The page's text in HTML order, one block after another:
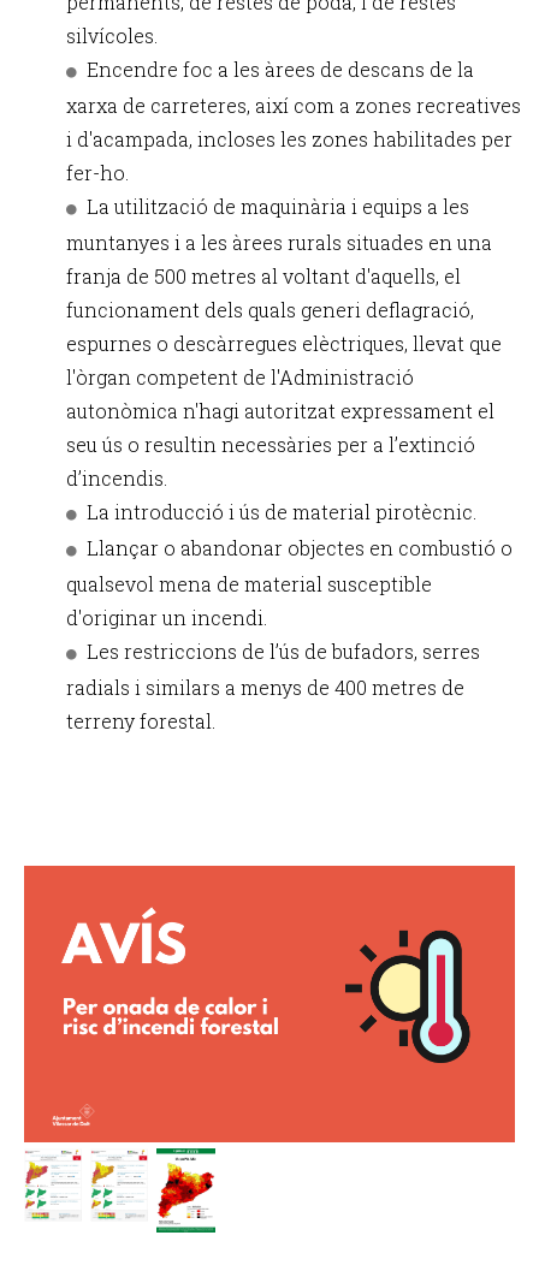
silvícoles.
Encendre foc a les àrees de descans de la
xarxa de carreteres, així com a zones recreatives
i d'acampada, incloses les zones habilitades per
fer-ho.
La utilització de maquinària i equips a les
muntanyes i a les àrees rurals situades en una
franja de 500 metres al voltant d'aquells, el
funcionament dels quals generi deflagració,
espurnes o descàrregues elèctriques, llevat que
l'òrgan competent de l'Administració
autonòmica n'hagi autoritzat expressament el
seu ús o resultin necessàries per a l’extinció
d’incendis.
La introducció i ús de material pirotècnic.
Llançar o abandonar objectes en combustió o
qualsevol mena de material susceptible
d'originar un incendi.
Les restriccions de l’ús de bufadors, serres
radials i similars a menys de 400 metres de
terreny forestal.